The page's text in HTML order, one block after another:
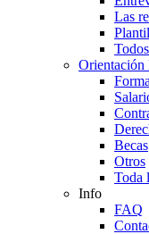
Las
Orientación
Becas
Otros
Toda
Info
FAQ